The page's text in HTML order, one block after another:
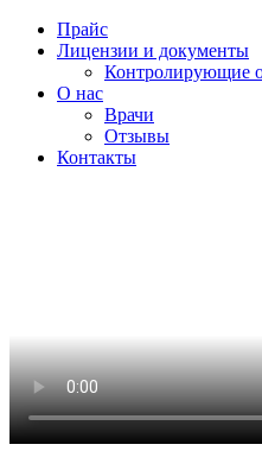
Прайс
Лицензии и документы
Контролирующие
О нас
Врачи
Отзывы
Контакты